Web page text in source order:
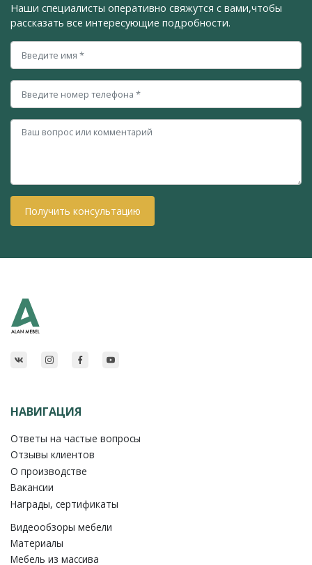
Наши специалисты оперативно свяжутся с вами,чтобы
рассказать все интересующие подробности.
Получить консультацию
НАВИГАЦИЯ
Ответы на частые вопросы
Отзывы клиентов
О производстве
Вакансии
Награды, сертификаты
Видеообзоры мебели
Материалы
Мебель из массива